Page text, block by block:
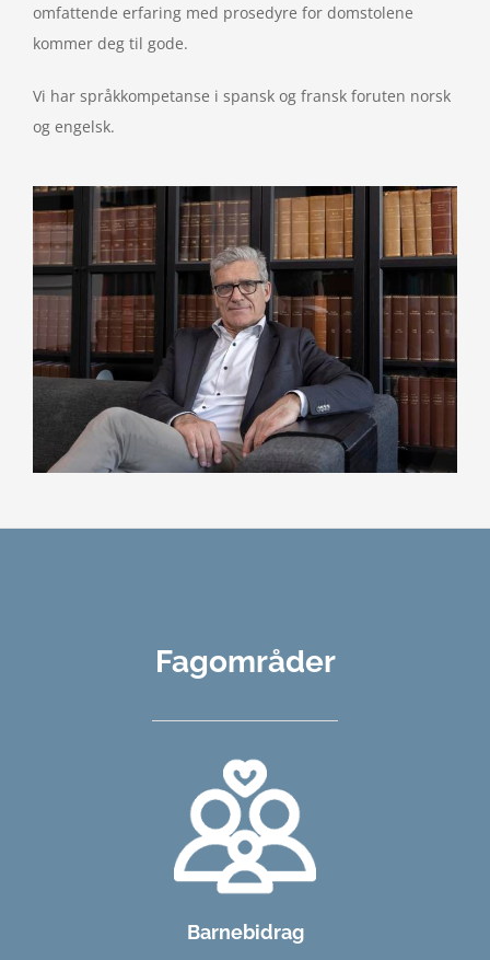
omfattende erfaring med prosedyre for domstolene
kommer deg til gode.
Vi har språkkompetanse i spansk og fransk foruten norsk
og engelsk.
Fagområder
Barnebidrag